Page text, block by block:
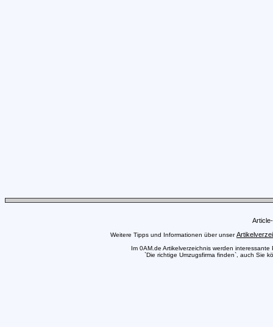
Weitere Tipps und Informationen über unser
Im 0AM.de Artikelverzeichnis werden
`Die richtige Umzugsfirma finden`, auch Sie